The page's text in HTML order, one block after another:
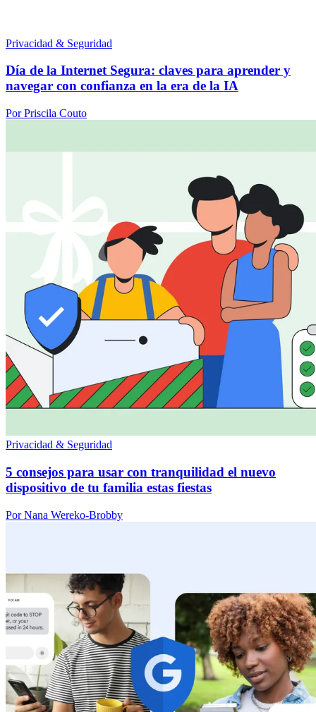
Privacidad & Seguridad
Día de la Internet Segura: claves para aprender y
navegar con confianza en la era de la IA
Por Priscila Couto
Privacidad & Seguridad
5 consejos para usar con tranquilidad el nuevo
dispositivo de tu familia estas fiestas
Por Nana Wereko-Brobby